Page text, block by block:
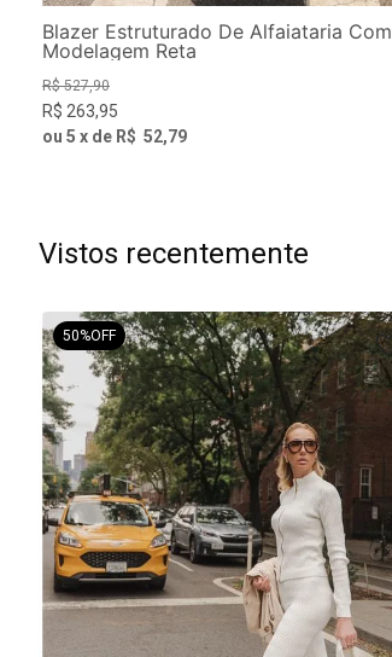
Blazer Estruturado De Alfaiataria Com
Modelagem Reta
R$ 527,90
R$ 263,95
ou 5 x de R$ 52,79
Vistos recentemente
50%OFF